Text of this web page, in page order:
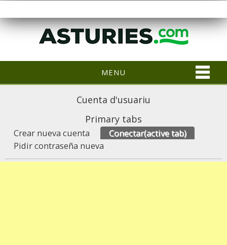
MENU
Cuenta d'usuariu
Primary tabs
Crear nueva cuenta Conectar(active tab)
Pidir contraseña nueva